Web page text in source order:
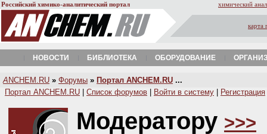
Российский химико-аналитический портал химический
карта
НОВОСТИ БИБЛИОТЕКА ОБОРУДОВАНИЕ
A NCHEM.RU » Форумы » Портал ANCHEM.RU ...
Портал ANCHEM.RU
Список форумов Войти в систему Регистрация
Модератору >>>